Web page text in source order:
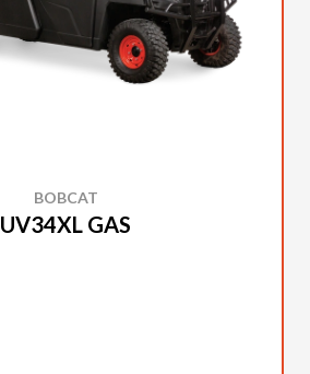
BOBCAT
UV34XL GAS